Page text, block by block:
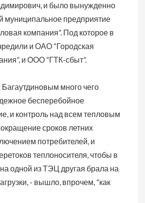
и было вынужденно
муниципальное предприятие
компания”. Под которое в
и ОАО “Городская
и ООО “ГТК-сбыт”.
много чего
бесперебойное
и контроль над всем тепловым
сроков летних
потребителей, и
теплоносителя, чтобы в
одной из ТЭЦ другая брала на
- вышло, впрочем, “как